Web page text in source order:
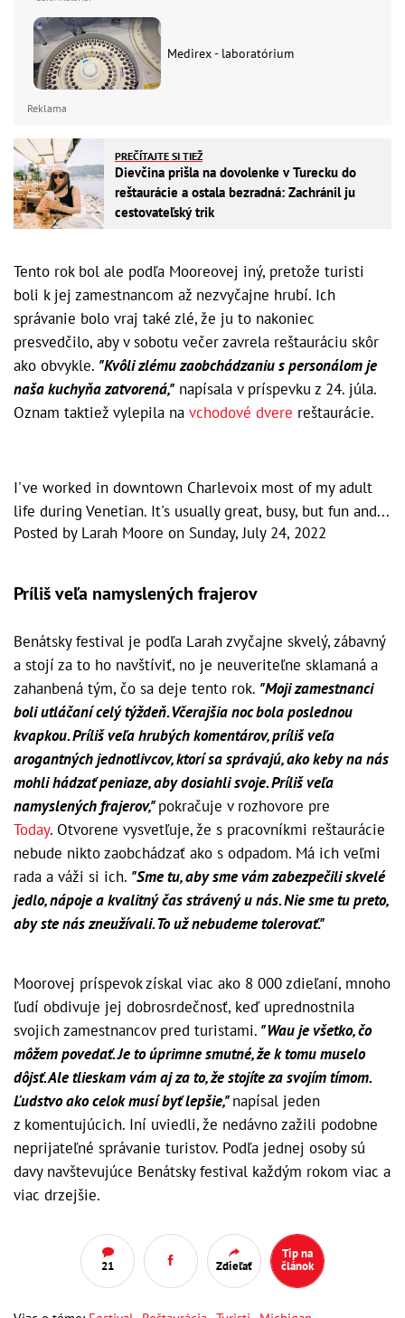
Medirex - laboratórium
Reklama
PREČÍTAJTE SI TIEŽ
Dievčina prišla na dovolenke v Turecku do
reštaurácie a ostala bezradná: Zachránil ju
cestovateľský trik
Tento rok bol ale podľa Mooreovej iný, pretože turisti
boli k jej zamestnancom až nezvyčajne hrubí. Ich
správanie bolo vraj také zlé, že ju to nakoniec
presvedčilo, aby v sobotu večer zavrela reštauráciu skôr
ako obvykle. "Kvôli zlému zaobchádzaniu s personálom je
naša kuchyňa zatvorená," napísala v príspevku z 24. júla.
Oznam taktiež vylepila na vchodové dvere reštaurácie.
I've worked in downtown Charlevoix most of my adult
life during Venetian. It's usually great, busy, but fun and...
Posted by Larah Moore on Sunday, July 24, 2022
Príliš veľa namyslených frajerov
Benátsky festival je podľa Larah zvyčajne skvelý, zábavný
a stojí za to ho navštíviť, no je neuveriteľne sklamaná a
zahanbená tým, čo sa deje tento rok. "Moji zamestnanci
boli utláčaní celý týždeň. Včerajšia noc bola poslednou
kvapkou. Príliš veľa hrubých komentárov, príliš veľa
arogantných jednotlivcov, ktorí sa správajú, ako keby na nás
mohli hádzať peniaze, aby dosiahli svoje. Príliš veľa
namyslených frajerov,"pokračuje v rozhovore pre
Today. Otvorene vysvetľuje, že s pracovníkmi reštaurácie
nebude nikto zaobchádzať ako s odpadom. Má ich veľmi
rada a váži si ich. "Sme tu, aby sme vám zabezpečili skvelé
jedlo, nápoje a kvalitný čas strávený u nás. Nie sme tu preto,
aby ste nás zneužívali. To už nebudeme tolerovať."
Moorovej príspevok získal viac ako 8 000 zdieľaní, mnoho
ľudí obdivuje jej dobrosrdečnosť, keď uprednostnila
svojich zamestnancov pred turistami. "Wau je všetko, čo
môžem povedať. Je to úprimne smutné, že k tomu muselo
dôjsť. Ale tlieskam vám aj za to, že stojíte za svojím tímom.
Ľudstvo ako celok musí byť lepšie,"napísal jeden
z komentujúcich. Iní uviedli, že nedávno zažili podobne
neprijateľné správanie turistov. Podľa jednej osoby sú
davy navštevujúce Benátsky festival každým rokom viac a
viac drzejšie.
21 Zdieľať
Tip na
článok